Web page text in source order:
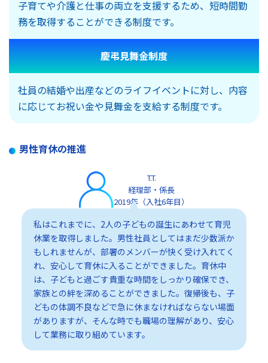
子育てや介護と仕事の両立を支援するため、短時間勤
務を取得することができる制度です。
慶弔見舞金制度
社員の結婚や出産などのライフイベントに対し、内容
に応じてお祝い金や見舞金を支給する制度です。
男性育休の推進
T.T.
経理部・係長
2019年（入社6年目）
私はこれまでに、2人の子どもの誕生にあわせて育児
休業を取得しました。男性社員としてはまだ少数派か
もしれませんが、部署のメンバーが快く受け入れてく
れ、安心して育休に入ることができました。育休中
は、子どもと過ごす貴重な時間をしっかり確保でき、
家族との絆を深めることができました。復帰後も、子
どもの体調不良などで急に休まなければならない場面
がありますが、そんな時でも職場の理解があり、安心
して業務に取り組めています。